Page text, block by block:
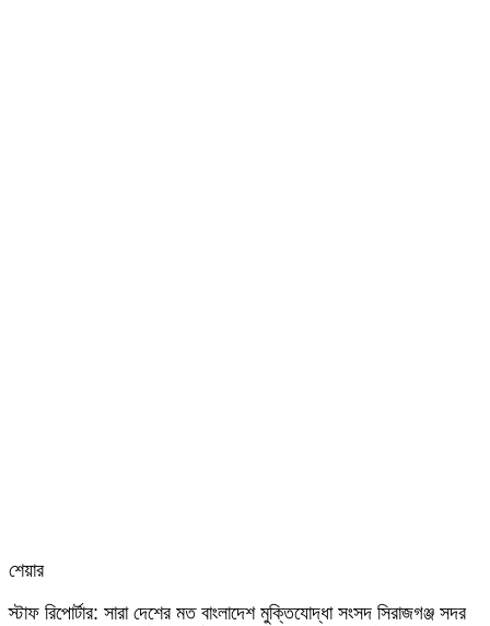
শেয়ার
via
স্টাফ রিপোর্টার: সারা দেশের মত বাংলাদেশ মুক্তিযোদ্ধা সংসদ সিরাজগঞ্জ সদর